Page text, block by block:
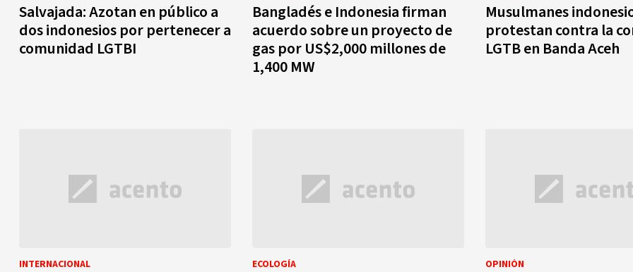
Salvajada: Azotan en público a
dos indonesios por pertenecer a
comunidad LGTBI
Bangladés e Indonesia firman
acuerdo sobre un proyecto de
gas por US$2,000 millones de
1,400 MW
Musulmanes
protestan contra la
LGTB en Banda Aceh
INTERNACIONAL ECOLOGÍA OPINIÓN